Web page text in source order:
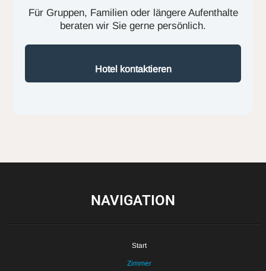
Für Gruppen, Familien oder längere Aufenthalte
beraten wir Sie gerne persönlich.
Hotel kontaktieren
NAVIGATION
Start
Zimmer